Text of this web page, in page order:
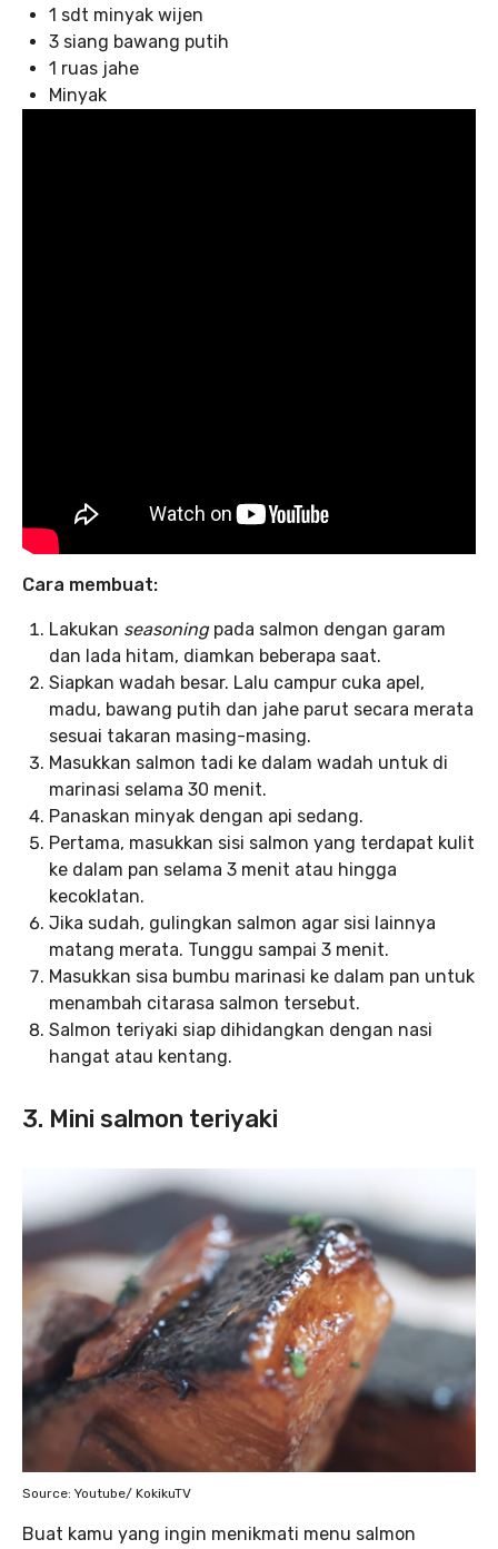
1 sdt minyak wijen
3 siang bawang putih
1 ruas jahe
Minyak
Cara membuat:
Lakukan seasoningpada salmon dengan garam
dan lada hitam, diamkan beberapa saat.
Siapkan wadah besar. Lalu campur cuka apel,
madu, bawang putih dan jahe parut secara merata
sesuai takaran masing-masing.
Masukkan salmon tadi ke dalam wadah untuk di
marinasi selama 30 menit.
Panaskan minyak dengan api sedang.
Pertama, masukkan sisi salmon yang terdapat kulit
ke dalam pan selama 3 menit atau hingga
kecoklatan.
Jika sudah, gulingkan salmon agar sisi lainnya
matang merata. Tunggu sampai 3 menit.
Masukkan sisa bumbu marinasi ke dalam pan untuk
menambah citarasa salmon tersebut.
Salmon teriyaki siap dihidangkan dengan nasi
hangat atau kentang.
3. Mini salmon teriyaki
Source: Youtube/ KokikuTV
Buat kamu yang ingin menikmati menu salmon